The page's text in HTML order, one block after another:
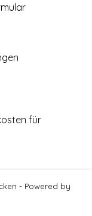
für
- Powered by